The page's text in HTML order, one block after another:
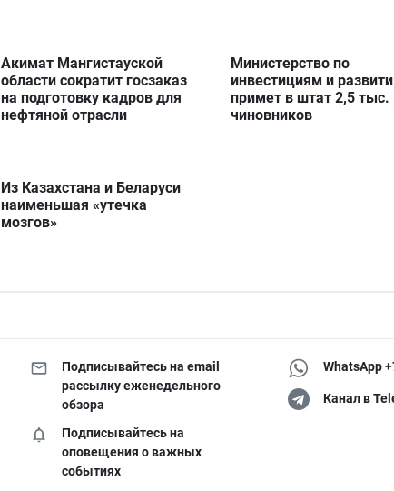
Акимат Мангистауской
области сократит госзаказ
на подготовку кадров для
нефтяной отрасли
Министерство по
инвестициям и
примет в штат 2,5 тыс.
чиновников
Из Казахстана и Беларуси
наименьшая «утечка
мозгов»
Подписывайтесь на email
рассылку еженедельного
обзора
Подписывайтесь на
оповещения о важных
событиях
WhatsApp
Канал в